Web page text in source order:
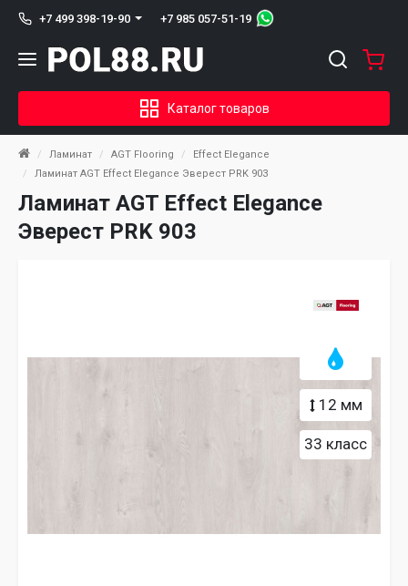
+7 499 398-19-90 +7 985 057-51-19
Каталог товаров
Ламинат AGT Flooring
Effect Elegance
Ламинат AGT Effect Elegance Эверест PRK 903
Ламинат AGT Effect Elegance
Эверест PRK 903
12 мм
33 класс